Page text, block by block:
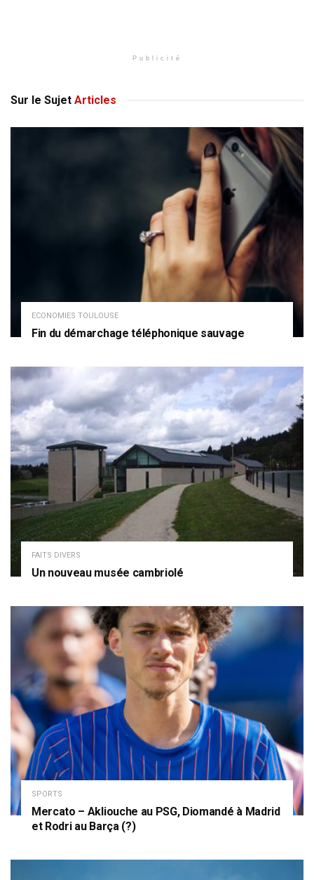
Publicité
Sur le Sujet Articles
ECONOMIES TOULOUSE
Fin du démarchage téléphonique sauvage
FAITS DIVERS
Un nouveau musée cambriolé
SPORTS
Mercato – Akliouche au PSG, Diomandé à Madrid
et Rodri au Barça (?)